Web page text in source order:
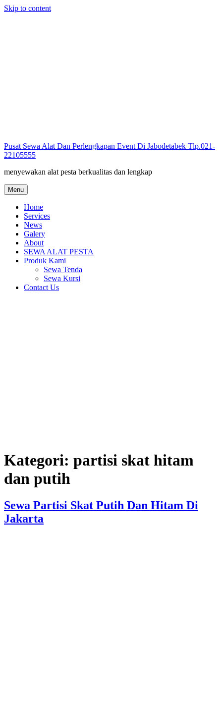
Skip to content
Pusat Sewa Alat Dan Perlengkapan Event Di Jabodetabek Tlp.021-
22105555
menyewakan alat pesta berkualitas dan lengkap
Menu
Home
Services
News
Galery
About
SEWA ALAT PESTA
Produk Kami
Sewa Tenda
Sewa Kursi
Contact Us
Kategori: partisi skat hitam
dan putih
Sewa Partisi Skat Putih Dan Hitam Di
Jakarta